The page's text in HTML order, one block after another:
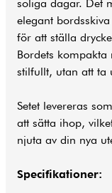
soliga dagar. Det
elegant
för att ställa
Bordets
stilfullt, utan att ta
Setet levereras
att sätta ihop,
njuta av din nya
Specifikationer: